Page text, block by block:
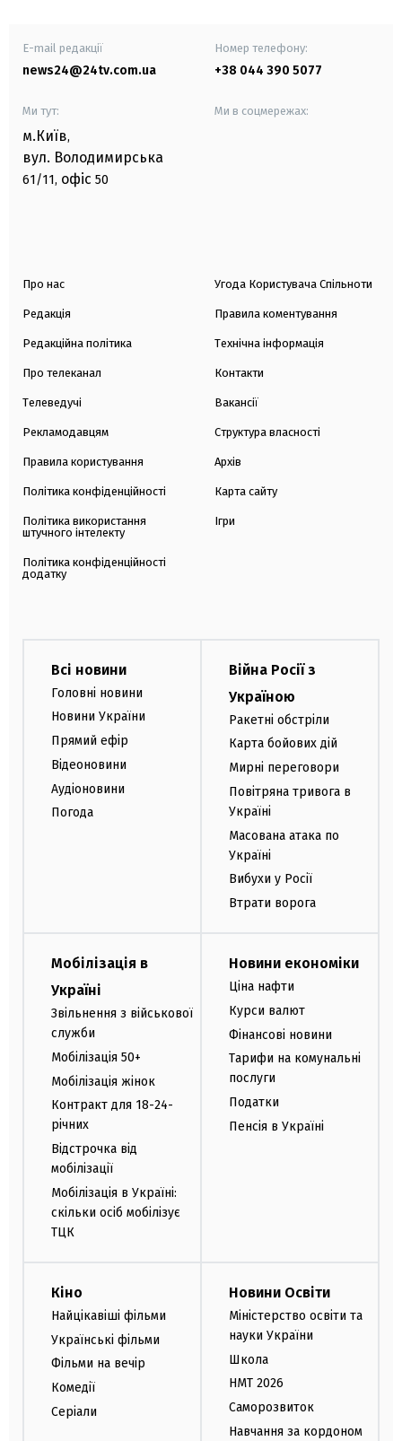
E-mail редакції
news24@24tv.com.ua
Номер телефону:
+38 044 390 5077
Ми тут:
м.Київ,
вул. Володимирська
61/11, офіс 50
Ми в соцмережах:
Про нас
Редакція
Редакційна політика
Про телеканал
Телеведучі
Рекламодавцям
Правила користування
Політика конфіденційності
Політика використання
штучного інтелекту
Політика конфіденційності
додатку
Угода Користувача Спільноти
Правила коментування
Технічна інформація
Контакти
Вакансії
Структура власності
Архів
Карта сайту
Ігри
Всі новини
Головні новини
Новини України
Прямий ефір
Відеоновини
Аудіоновини
Погода
Війна Росії з
Україною
Ракетні обстріли
Карта бойових дій
Мирні переговори
Повітряна тривога в
Україні
Масована атака по
Україні
Вибухи у Росії
Втрати ворога
Мобілізація в
Україні
Звільнення з військової
служби
Мобілізація 50+
Мобілізація жінок
Контракт для 18-24-
річних
Відстрочка від
мобілізації
Мобілізація в Україні:
скільки осіб мобілізує
ТЦК
Новини економіки
Ціна нафти
Курси валют
Фінансові новини
Тарифи на комунальні
послуги
Податки
Пенсія в Україні
Кіно
Найцікавіші фільми
Українські фільми
Фільми на вечір
Комедії
Серіали
Новини Освіти
Міністерство освіти та
науки України
Школа
НМТ 2026
Саморозвиток
Навчання за кордоном